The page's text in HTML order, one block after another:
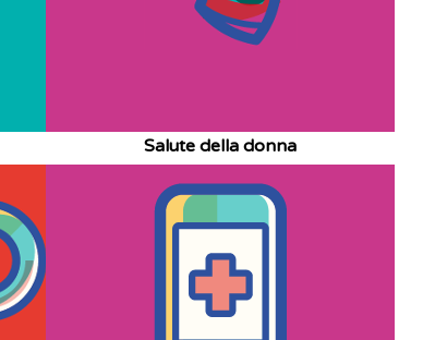
Salute della donna